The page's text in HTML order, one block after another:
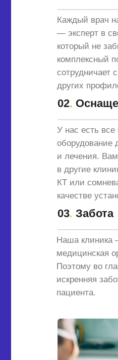
Каждый врач
— эксперт в
который не
комплексный
сотрудничает
других
У нас есть
оборудование
и лечения.
в другие
КТ или
качестве
Наша клиника
медицинская
Поэтому во
искренняя
пациента.
02.
03. Забота